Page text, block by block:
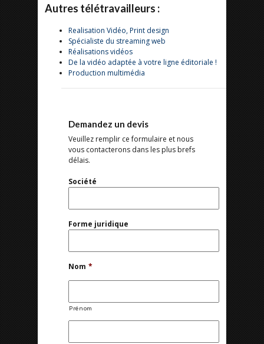
Autres télétravailleurs :
Realisation Vidéo, Print design
Spécialiste du streaming web
Réalisations vidéos
De la vidéo adaptée à votre ligne éditoriale !
Production multimédia
Demandez un devis
Veuillez remplir ce formulaire et nous
vous contacterons dans les plus brefs
délais.
Société
Forme juridique
Nom *
Prénom